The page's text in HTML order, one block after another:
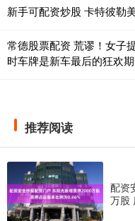
新手可配资炒股 卡特彼勒
常德股票配资 荒谬！女子
时车牌是新车最后的狂欢期
推荐阅读
配资
万股